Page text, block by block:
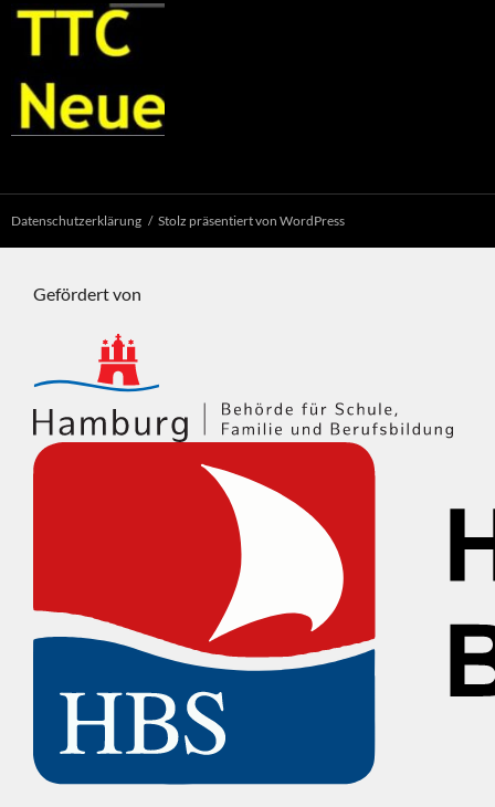
Datenschutzerklärung Stolz präsentiert von WordPress
Gefördert von